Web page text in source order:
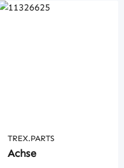
TREX.PARTS
Achse